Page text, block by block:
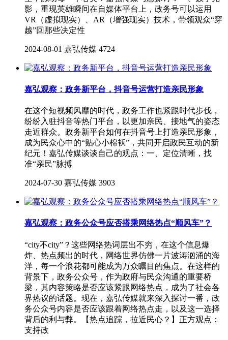
影，重现英雄瞬间在自媒体平台上，政务号可以运用
VR（虚拟现实）、AR（增强现实）技术，带领观众“穿
越”回那些决定性
2024-08-01 嘉弘传媒 4724
嘉弘观察：政务新平台，抖音号运营打造亲民形象
在这个短视频风靡的时代，政务工作也紧跟时代步伐，
纷纷入驻抖音等热门平台，以更加亲民、接地气的姿态
走近群众。政务新平台如何在抖音号上打造亲民形象，
成为民众心中的“贴心小棉袄”，共同开启政民互动的新
纪元！嘉弘传媒谈谈自己的观点：一、定位清晰，找
准“亲民”脉搏
2024-07-30 嘉弘传媒 3903
嘉弘观察：政务公众号应否搭乘网络热点“顺风车”？
“city不city”？这些网络热词层出不穷，在这个信息爆
炸、热点频出的时代，网络世界仿佛一片波涛汹涌的海
洋，每一个浪花都可能成为万众瞩目的焦点。在这样的
背景下，政务公众号，作为政府与民众沟通的重要桥
梁，其内容策略是否应该紧跟网络热点，成为了社会各
界热议的话题。现在，嘉弘传媒就来深入探讨一番，政
务公众号内容是否应该跟着网络热点走，以及这一选择
背后的利与弊。【热点追踪，拉近民心？】正方观点：
支持政